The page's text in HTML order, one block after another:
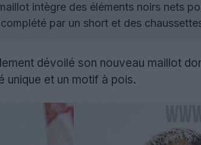
intègre des éléments noirs nets
par un short et des
dévoilé son nouveau maillot
unique et un motif à pois.